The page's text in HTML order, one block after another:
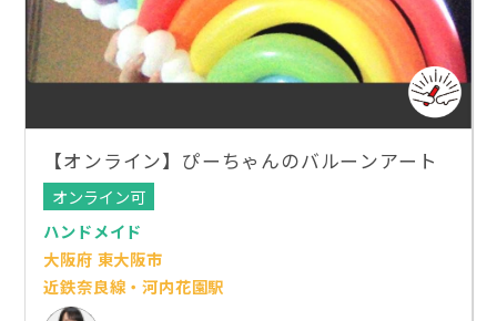
【オンライン】ぴーちゃんのバルーンアート
オンライン可
ハンドメイド
大阪府 東大阪市
近鉄奈良線・河内花園駅